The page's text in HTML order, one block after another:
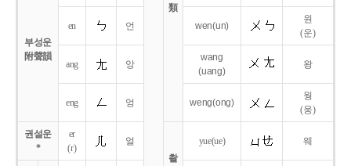
類
부성운
附聲韻
en 언 wen(un)
원
(운)
ang 앙
wang
(uang)
왕
eng 엉 weng(ong)
웡
(웅)
권설운
*
er
(r)
얼
촬
yue(ue) 웨